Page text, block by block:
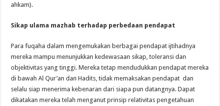
ahkam).
Sikap ulama mazhab terhadap perbedaan pendapat
Para fuqaha dalam mengemukakan berbagai pendapat ijtihadnya
mereka mampu menunjukkan kedewasaan sikap, toleransi dan
objektivitas yang tinggi. Mereka tetap mendudukkan pendapat mereka
di bawah Al Qur’an dan Hadits, tidak memaksakan pendapat dan
selalu siap menerima kebenaran dari siapa pun datangnya. Dapat
dikatakan mereka telah menganut prinsip relativitas pengetahuan